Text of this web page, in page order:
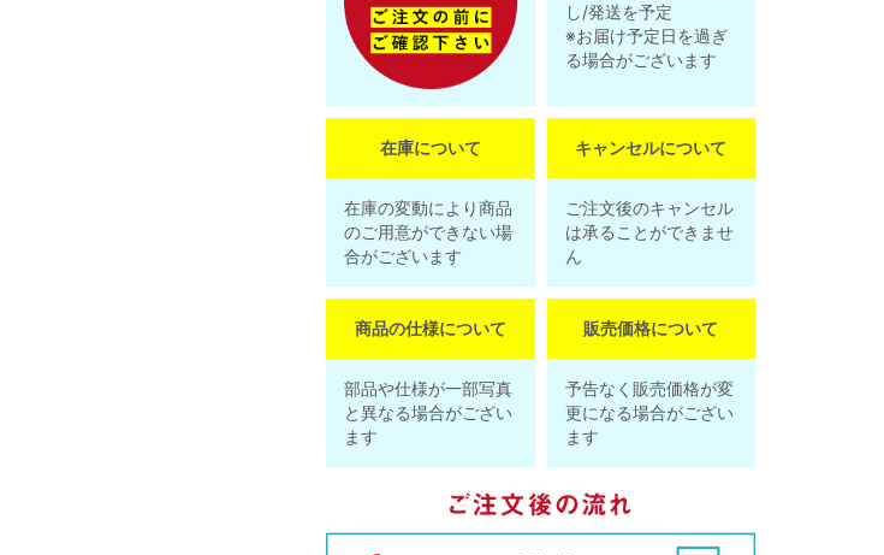
し/発送を予定
※お届け予定日を過ぎ
る場合がございます
在庫について
在庫の変動により商品
のご用意ができない場
合がございます
キャンセルについて
ご注文後のキャンセル
は承ることができませ
ん
商品の仕様について
部品や仕様が一部写真
と異なる場合がござい
ます
販売価格について
予告なく販売価格が変
更になる場合がござい
ます